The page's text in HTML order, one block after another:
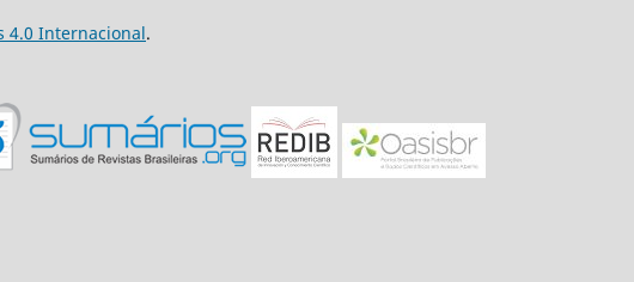
4.0 Internacional.